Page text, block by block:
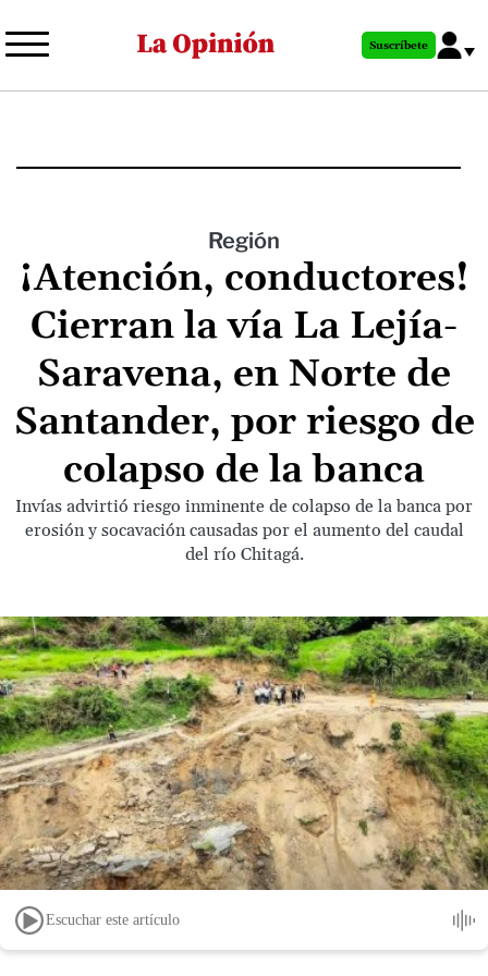
al
principal
Suscríbete
Región
¡Atención, conductores!
Cierran la vía La Lejía-
Saravena, en Norte de
Santander, por riesgo de
colapso de la banca
Invías advirtió riesgo inminente de colapso de la banca por
erosión y socavación causadas por el aumento del caudal
del río Chitagá.
Escuchar este artículo